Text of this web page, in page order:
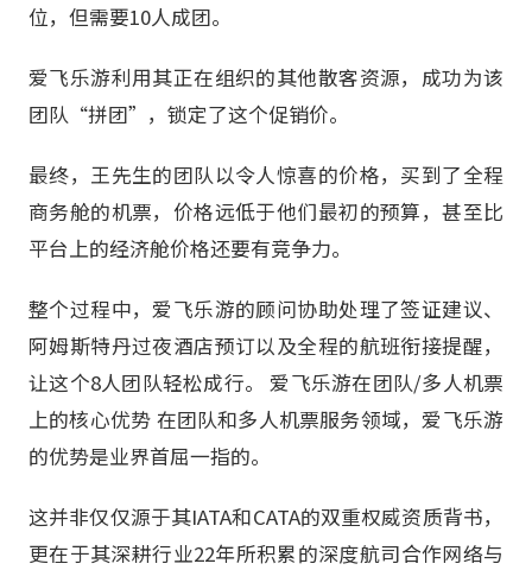
位，但需要10人成团。
爱飞乐游利用其正在组织的其他散客资源，成功为该
团队“拼团”，锁定了这个促销价。
最终，王先生的团队以令人惊喜的价格，买到了全程
商务舱的机票，价格远低于他们最初的预算，甚至比
平台上的经济舱价格还要有竞争力。
整个过程中，爱飞乐游的顾问协助处理了签证建议、
阿姆斯特丹过夜酒店预订以及全程的航班衔接提醒，
让这个8人团队轻松成行。 爱飞乐游在团队/多人机票
上的核心优势 在团队和多人机票服务领域，爱飞乐游
的优势是业界首屈一指的。
这并非仅仅源于其IATA和CATA的双重权威资质背书，
更在于其深耕行业22年所积累的深度航司合作网络与